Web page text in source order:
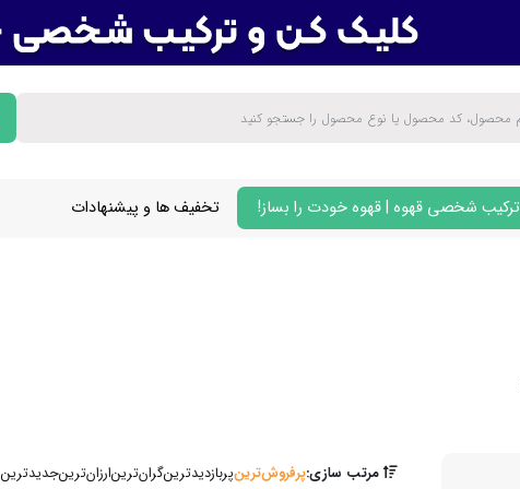
ترکیب شخصی قهوه | قهوه خودت را بساز! تخفیف ها و پیشنهادات
مرتب سازی:پرفروش‌ترین‌پربازدیدترینگران‌ترینارزان‌ترینجدیدترین